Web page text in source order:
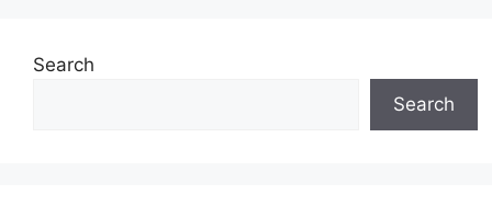
Search
Search